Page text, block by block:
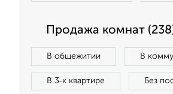
Продажа комнат
В общежитии В
В 3‑к квартире Без